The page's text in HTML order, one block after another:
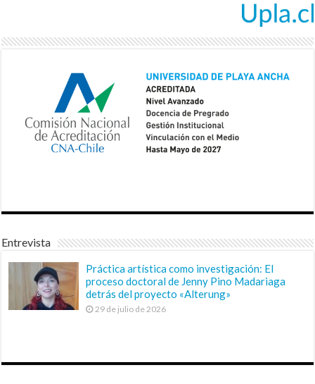
Entrevista
Práctica artística como investigación: El
proceso doctoral de Jenny Pino Madariaga
detrás del proyecto «Alterung»
29 de julio de 2026